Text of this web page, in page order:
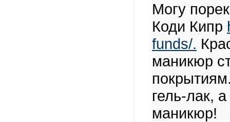
Могу
Коди Кипр
funds/.
маникюр
гель-лак,
маникюр!